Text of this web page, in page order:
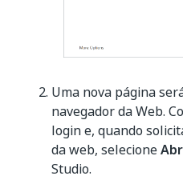
Uma nova página
navegador da Web.
login e, quando
da web, selecione
Studio.